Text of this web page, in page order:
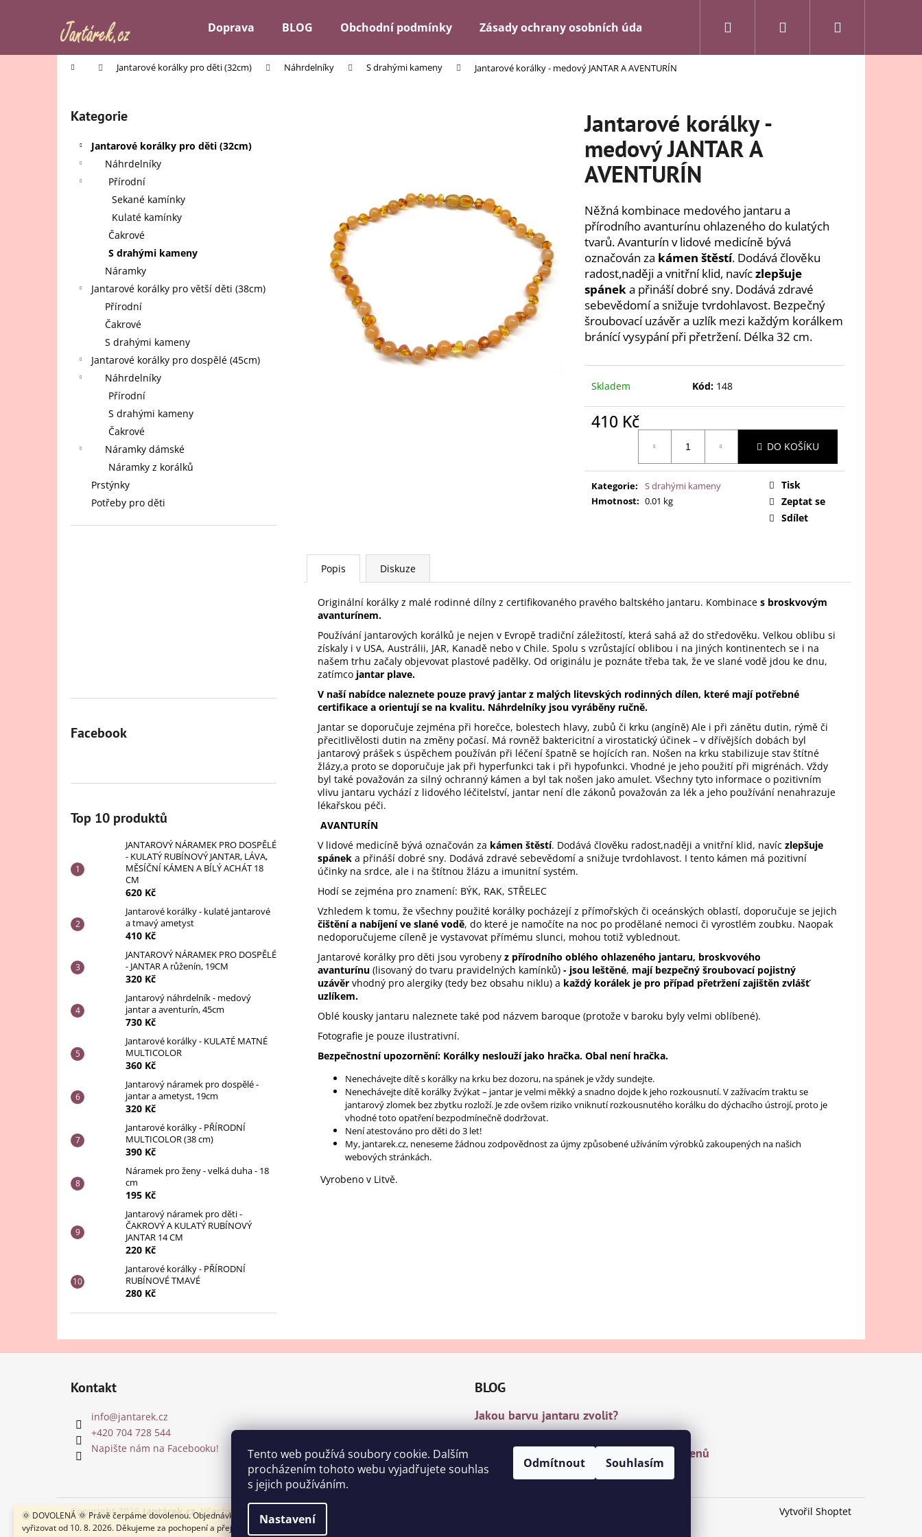
Tento web používá soubory cookie. Dalším
procházením tohoto webu vyjadřujete souhlas
s jejich používáním.
Nastavení
Odmítnout Souhlasím
🌞 DOVOLENÁ 🌞 Právě čerpáme dovolenou. Objednávky budeme postupně
vyřizovat od 10. 8. 2026. Děkujeme za pochopení a přejeme krásné léto! 🌿
Doprava BLOG Obchodní podmínky Zásady ochrany osobních údajů Kontakty Velkoobchod
Přihlášení
Domů Jantarové korálky pro děti (32cm) Náhrdelníky S drahými kameny Jantarové korálky - medový JANTAR A AVENTURÍN
Přeskočit
kategorie
Kategorie
Jantarové korálky pro děti (32cm)
Náhrdelníky
Přírodní
Sekané kamínky
Kulaté kamínky
Čakrové
S drahými kameny
Náramky
Jantarové korálky pro větší děti (38cm)
Přírodní
Čakrové
S drahými kameny
Jantarové korálky pro dospělé (45cm)
Náhrdelníky
Přírodní
S drahými kameny
Čakrové
Náramky dámské
Náramky z korálků
Prstýnky
Potřeby pro děti
Facebook
Top 10 produktů
JANTAROVÝ NÁRAMEK PRO DOSPĚLÉ
- KULATÝ RUBÍNOVÝ JANTAR, LÁVA,
MĚSÍČNÍ KÁMEN A BÍLÝ ACHÁT 18
CM
620 Kč
Jantarové korálky - kulaté jantarové
a tmavý ametyst
410 Kč
JANTAROVÝ NÁRAMEK PRO DOSPĚLÉ
- JANTAR A růženín, 19CM
320 Kč
Jantarový náhrdelník - medový
jantar a aventurín, 45cm
730 Kč
Jantarové korálky - KULATÉ MATNÉ
MULTICOLOR
360 Kč
Jantarový náramek pro dospělé -
jantar a ametyst, 19cm
320 Kč
Jantarové korálky - PŘÍRODNÍ
MULTICOLOR (38 cm)
390 Kč
Náramek pro ženy - velká duha - 18
cm
195 Kč
Jantarový náramek pro děti -
ČAKROVÝ A KULATÝ RUBÍNOVÝ
JANTAR 14 CM
220 Kč
Jantarové korálky - PŘÍRODNÍ
RUBÍNOVÉ TMAVÉ
280 Kč
Jantarové korálky -
medový JANTAR A
AVENTURÍN
Něžná kombinace medového jantaru a
přírodního avanturínu ohlazeného do kulatých
tvarů. Avanturín v lidové medicíně bývá
označován za kámen štěstí. Dodává člověku
radost,naději a vnitřní klid, navíczlepšuje
spánek a přináší dobré sny. Dodává zdravé
sebevědomí a snižuje tvrdohlavost. Bezpečný
šroubovací uzávěr a uzlík mezi každým korálkem
bránící vysypání při přetržení. Délka 32 cm.
Skladem Kód: 148
410 Kč
DO KOŠÍKU
Kategorie:
S drahými kameny
Hmotnost: 0.01 kg
Tisk
Zeptat se
Sdílet
Popis Diskuze
Originální korálky z malé rodinné dílny z certifikovaného pravého baltského jantaru. Kombinace s broskvovým
avanturínem.
Používání jantarových korálků je nejen v Evropě tradiční záležitostí, která sahá až do středověku. Velkou oblibu si
získaly i v USA, Austrálii, JAR, Kanadě nebo v Chile. Spolu s vzrůstající oblibou i na jiných kontinentech se i na
našem trhu začaly objevovat plastové padělky. Od originálu je poznáte třeba tak, že ve slané vodě jdou ke dnu,
zatímco jantar plave.
V naší nabídce naleznete pouze pravý jantar z malých litevských rodinných dílen, které mají potřebné
certifikace a orientují se na kvalitu. Náhrdelníky jsou vyráběny ručně.
Jantar se doporučuje zejména při horečce, bolestech hlavy, zubů či krku (angíně) Ale i při zánětu dutin, rýmě či
přecitlivělosti dutin na změny počasí. Má rovněž baktericitní a virostatický účinek – v dřívějších dobách byl
jantarový prášek s úspěchem používán při léčení špatně se hojících ran. Nošen na krku stabilizuje stav štítné
žlázy,a proto se doporučuje jak při hyperfunkci tak i při hypofunkci. Vhodné je jeho použití při migrénách. Vždy
byl také považován za silný ochranný kámen a byl tak nošen jako amulet. Všechny tyto informace o pozitivním
vlivu jantaru vychází z lidového léčitelství, jantar není dle zákonů považován za lék a jeho používání nenahrazuje
lékařskou péči.
AVANTURÍN
V lidové medicíně bývá označován za kámen štěstí. Dodává člověku radost,naději a vnitřní klid, navíc zlepšuje
spánek a přináší dobré sny. Dodává zdravé sebevědomí a snižuje tvrdohlavost. I tento kámen má pozitivní
účinky na srdce, ale i na štítnou žlázu a imunitní systém.
Hodí se zejména pro znamení: BÝK, RAK, STŘELEC
Vzhledem k tomu, že všechny použité korálky pocházejí z přímořských či oceánských oblastí, doporučuje se jejich
čištění a nabíjení ve slané vodě, do které je namočíte na noc po prodělané nemoci či vyrostlém zoubku. Naopak
nedoporučujeme cíleně je vystavovat přímému slunci, mohou totiž vyblednout.
Jantarové korálky pro děti jsou vyrobeny z přírodního oblého ohlazeného jantaru, broskvového
avanturínu (lisovaný do tvaru pravidelných kamínků) - jsou leštěné, mají bezpečný šroubovací pojistný
uzávěr vhodný pro alergiky (tedy bez obsahu niklu) a každý korálek je pro případ přetržení zajištěn zvlášť
uzlíkem.
Oblé kousky jantaru naleznete také pod názvem baroque (protože v baroku byly velmi oblíbené).
Fotografie je pouze ilustrativní.
Bezpečnostní upozornění: Korálky neslouží jako hračka. Obal není hračka.
Nenechávejte dítě s korálky na krku bez dozoru, na spánek je vždy sundejte.
Nenechávejte dítě korálky žvýkat – jantar je velmi měkký a snadno dojde k jeho rozkousnutí. V zažívacím traktu se
jantarový zlomek bez zbytku rozloží. Je zde ovšem riziko vniknutí rozkousnutého korálku do dýchacího ústrojí, proto je
vhodné toto opatření bezpodmínečně dodržovat.
Není atestováno pro děti do 3 let!
My, jantarek.cz, neneseme žádnou zodpovědnost za újmy způsobené užíváním výrobků zakoupených na našich
webových stránkách.
Vyrobeno v Litvě.
í
Zpět
do
Zpět
do
Co potřebujete najít?
Doporučujeme
Následující
JANTAROVÝ NÁRAMEK PRO DOSPĚLÉ -
KULATÝ RUBÍNOVÝ JANTAR, LÁVA,
JANTAROVÉ KORÁLKY - KULATÉ
JANTAROVÉ A TMAVÝ AMETYST
JANTAROVÝ NÁRAMEK PRO DOSPĚLÉ -
JANTAR A RŮŽENÍN, 19CM
Kontakt
info@jantarek.cz
+420 704 728 544
Napište nám na Facebooku!
BLOG
Jakou barvu jantaru zvolit?
8.12.2018
Čištění a nabíjení jantaru a drahých kamenů
8.11.2018
Vytvořil Shoptet
Copyright 2026Jantárek.cz. Všechna práva vyhrazena.